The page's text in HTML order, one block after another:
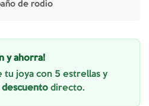
de rodio
y ahorra!
tu joya con 5 estrellas y
descuento directo.